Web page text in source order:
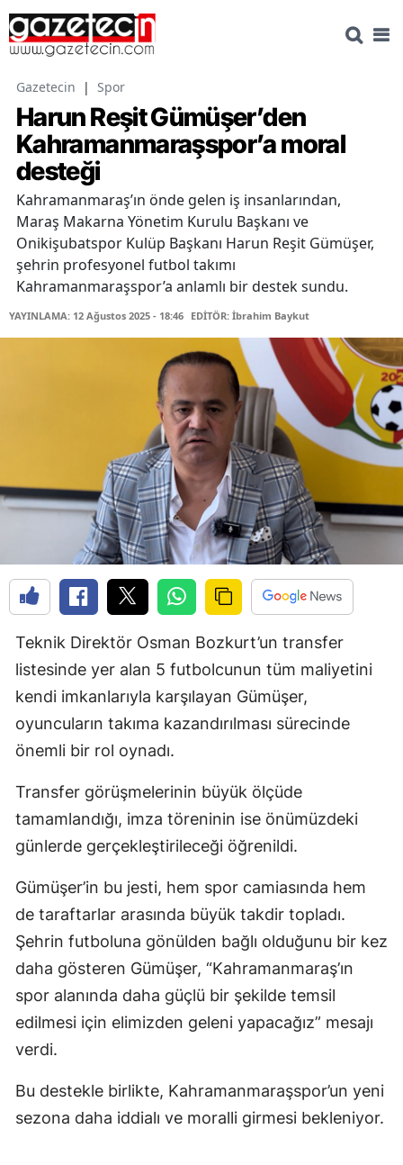
Gazetecin | Spor
Harun Reşit Gümüşer’den
Kahramanmaraşspor’a moral
desteği
Kahramanmaraş’ın önde gelen iş insanlarından,
Maraş Makarna Yönetim Kurulu Başkanı ve
Onikişubatspor Kulüp Başkanı Harun Reşit Gümüşer,
şehrin profesyonel futbol takımı
Kahramanmaraşspor’a anlamlı bir destek sundu.
YAYINLAMA: 12 Ağustos 2025 - 18:46 EDİTÖR: İbrahim Baykut
Teknik Direktör Osman Bozkurt’un transfer
listesinde yer alan 5 futbolcunun tüm maliyetini
kendi imkanlarıyla karşılayan Gümüşer,
oyuncuların takıma kazandırılması sürecinde
önemli bir rol oynadı.
Transfer görüşmelerinin büyük ölçüde
tamamlandığı, imza töreninin ise önümüzdeki
günlerde gerçekleştirileceği öğrenildi.
Gümüşer’in bu jesti, hem spor camiasında hem
de taraftarlar arasında büyük takdir topladı.
Şehrin futboluna gönülden bağlı olduğunu bir kez
daha gösteren Gümüşer, “Kahramanmaraş’ın
spor alanında daha güçlü bir şekilde temsil
edilmesi için elimizden geleni yapacağız” mesajı
verdi.
Bu destekle birlikte, Kahramanmaraşspor’un yeni
sezona daha iddialı ve moralli girmesi bekleniyor.